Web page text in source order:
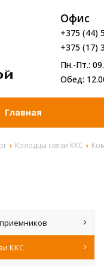
Офис
+375 (44)
+375 (17)
Пн.-Пт.:
Обед:
Главная
Колодцы связи ККС
ККС